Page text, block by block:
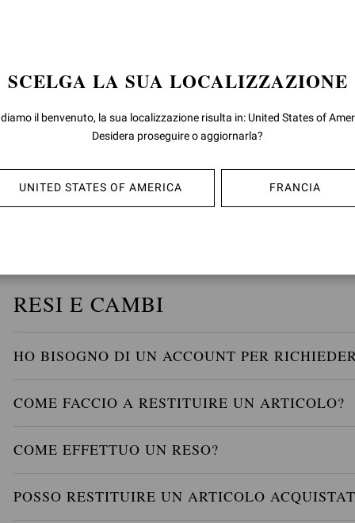
COME FACCIO A CONOSCERE I TEMPI E I
IL MIO PACCO SARÀ ASSICURATO E DOVRÒ
CI SARANNO DAZI O TASSE AGGIUNTIVI DA
COME POSSO TRACCIARE LA CONSEGNA
SE EFFETTUO UN ORDINE MULTIPLO, GLI
RESI E CAMBI
HO BISOGNO DI UN ACCOUNT PER
COME FACCIO A RESTITUIRE UN ARTICOLO?
COME EFFETTUO UN RESO?
POSSO RESTITUIRE UN ARTICOLO
SCELGA LA SUA LOCALIZZAZIONE
il benvenuto, la sua localizzazione risulta in: United States of
Desidera proseguire o aggiornarla?
UNITED STATES OF AMERICA FRANCIA